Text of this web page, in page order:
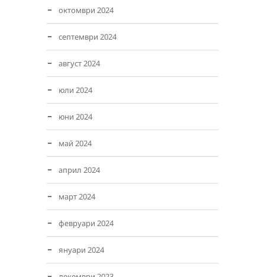
октомври 2024
септември 2024
август 2024
юли 2024
юни 2024
май 2024
април 2024
март 2024
февруари 2024
януари 2024